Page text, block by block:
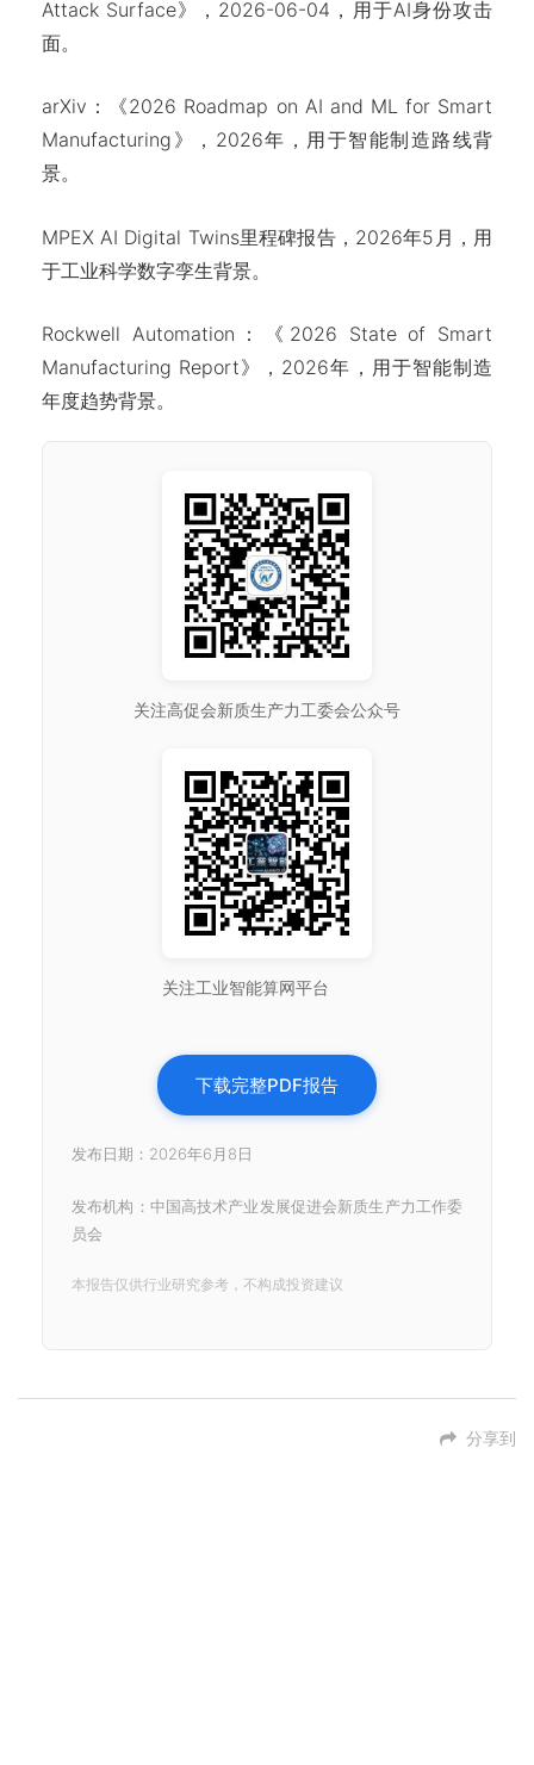
Attack Surface》，2026-06-04，用于AI身份攻击
面。
arXiv：《2026 Roadmap on AI and ML for Smart
Manufacturing》，2026年，用于智能制造路线背
景。
MPEX AI Digital Twins里程碑报告，2026年5月，用
于工业科学数字孪生背景。
Rockwell Automation：《2026 State of Smart
Manufacturing Report》，2026年，用于智能制造
年度趋势背景。
关注高促会新质生产力工委会公众号
关注工业智能算网平台
下载完整PDF报告
发布日期：2026年6月8日
发布机构：中国高技术产业发展促进会新质生产力工作委
员会
本报告仅供行业研究参考，不构成投资建议
分享到